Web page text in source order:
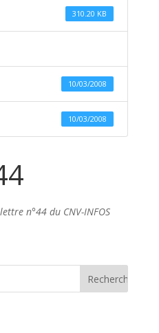
310.20 KB
10/03/2008
10/03/2008
n°44 du CNV-INFOS